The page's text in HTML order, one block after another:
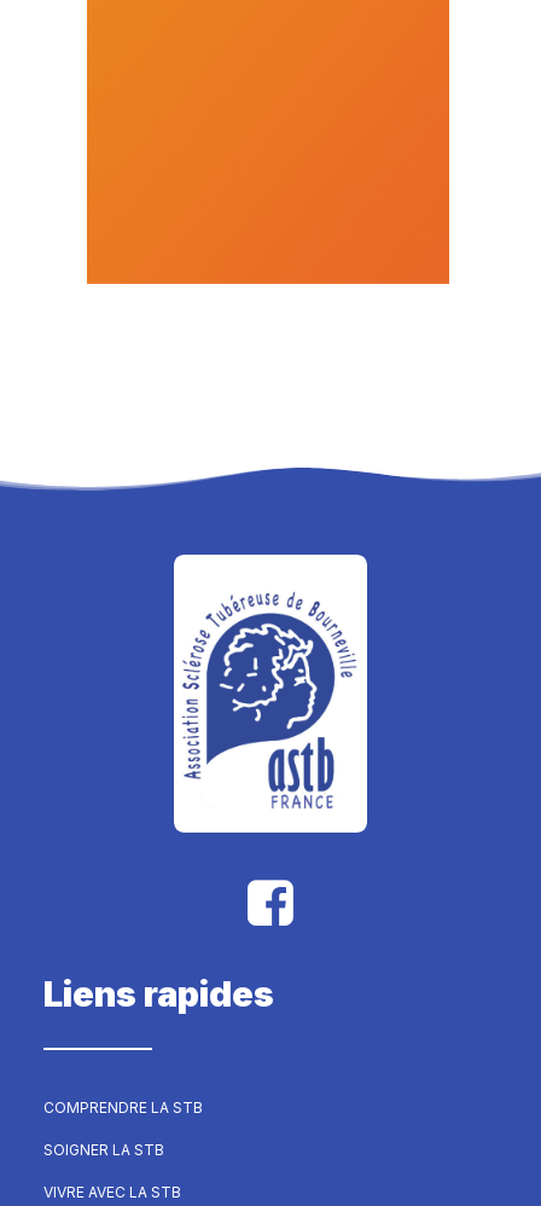
Liens rapides
COMPRENDRE LA STB
SOIGNER LA STB
VIVRE AVEC LA STB